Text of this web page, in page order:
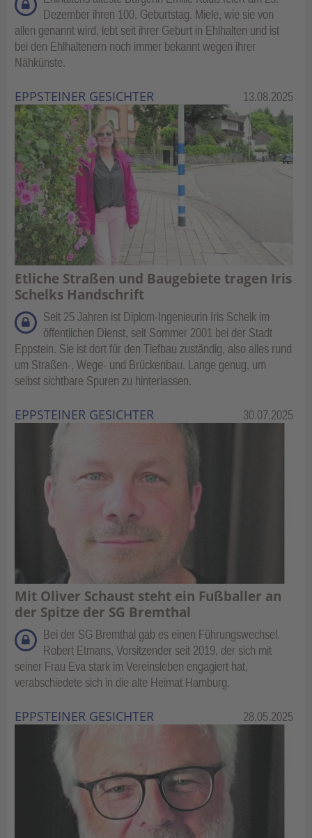
Dezember ihren 100. Geburtstag. Miele, wie sie von
allen genannt wird, lebt seit ihrer Geburt in Ehlhalten und ist
bei den Ehlhaltenern noch immer bekannt wegen ihrer
Nähkünste.
13.08.2025
Kategorie:
EPPSTEINER GESICHTER
Etliche Straßen und Baugebiete tragen Iris
Schelks Handschrift
Seit 25 Jahren ist Diplom-Ingenieurin Iris Schelk im
öffentlichen Dienst, seit Sommer 2001 bei der Stadt
Eppstein. Sie ist dort für den Tiefbau zuständig, also alles rund
um Straßen-, Wege- und Brückenbau. Lange genug, um
selbst sichtbare Spuren zu hinterlassen.
30.07.2025
Kategorie:
EPPSTEINER GESICHTER
Mit Oliver Schaust steht ein Fußballer an
der Spitze der SG Bremthal
Bei der SG Bremthal gab es einen Führungswechsel.
Robert Etmans, Vorsitzender seit 2019, der sich mit
seiner Frau Eva stark im Vereinsleben engagiert hat,
verabschiedete sich in die alte Heimat Hamburg.
28.05.2025
Kategorie:
EPPSTEINER GESICHTER